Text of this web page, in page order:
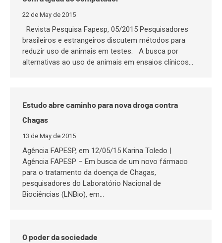
22 de May de 2015
Revista Pesquisa Fapesp, 05/2015 Pesquisadores
brasileiros e estrangeiros discutem métodos para
reduzir uso de animais em testes. A busca por
alternativas ao uso de animais em ensaios clínicos…
Estudo abre caminho para nova droga contra
Chagas
13 de May de 2015
Agência FAPESP, em 12/05/15 Karina Toledo |
Agência FAPESP – Em busca de um novo fármaco
para o tratamento da doença de Chagas,
pesquisadores do Laboratório Nacional de
Biociências (LNBio), em…
O poder da sociedade